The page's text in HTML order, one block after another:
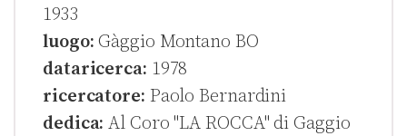
1933
luogo:Gàggio Montano BO
dataricerca: 1978
ricercatore: Paolo Bernardini
dedica: Al Coro "LA ROCCA" di Gaggio